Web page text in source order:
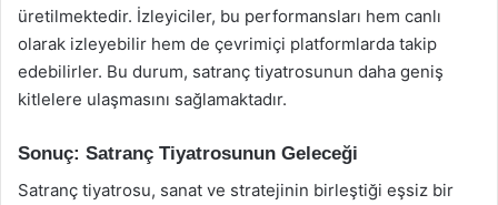
üretilmektedir. İzleyiciler, bu performansları hem canlı
olarak izleyebilir hem de çevrimiçi platformlarda takip
edebilirler. Bu durum, satranç tiyatrosunun daha geniş
kitlelere ulaşmasını sağlamaktadır.
Sonuç: Satranç Tiyatrosunun Geleceği
Satranç tiyatrosu, sanat ve stratejinin birleştiği eşsiz bir